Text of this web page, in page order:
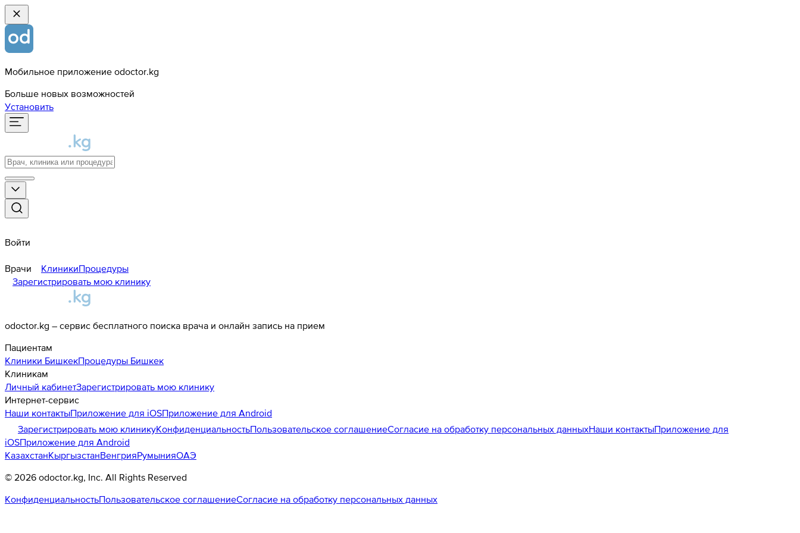
Мобильное приложение odoctor.kg
Больше новых возможностей
Установить
Войти
Врачи КлиникиПроцедуры
Зарегистрировать мою клинику
odoctor.kg – сервис бесплатного поиска врача и онлайн запись на прием
Пациентам
Клиники БишкекПроцедуры Бишкек
Клиникам
Личный кабинетЗарегистрировать мою клинику
Интернет-сервис
Наши контактыПриложение для iOSПриложение для Android
Зарегистрировать мою клиникуКонфиденциальностьПользовательское соглашениеСогласие на обработку персональных данныхНаши контактыПриложение для
iOSПриложение для Android
КазахстанКыргызстанВенгрияРумынияОАЭ
© 2026 odoctor.kg, Inc. All Rights Reserved
КонфиденциальностьПользовательское соглашениеСогласие на обработку персональных данных